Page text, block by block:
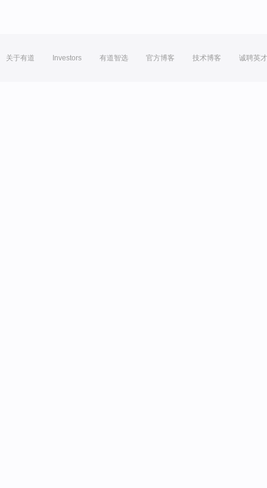
关于有道 Investors 有道智选 官方博客 技术博客 诚聘英才